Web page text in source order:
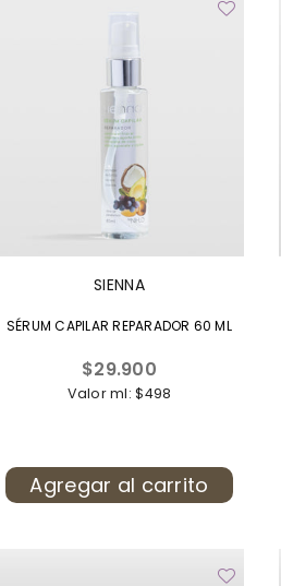
SIENNA
SÉRUM CAPILAR REPARADOR 60 ML
Precio
habitual
$29.900
Valor ml: $498
Agregar al carrito